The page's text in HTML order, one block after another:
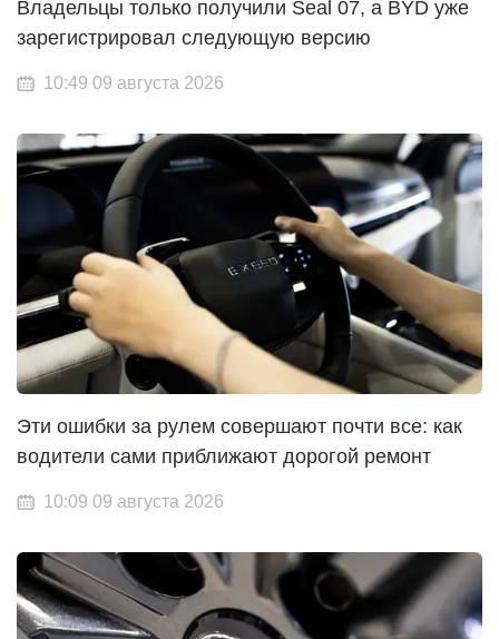
Владельцы только получили Seal 07, а BYD уже
зарегистрировал следующую версию
10:49 09 августа 2026
Эти ошибки за рулем совершают почти все: как
водители сами приближают дорогой ремонт
10:09 09 августа 2026